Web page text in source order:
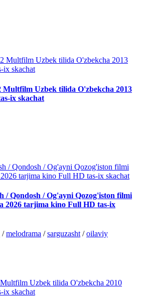
Multfilm Uzbek tilida O'zbekcha 2013
ix skachat
/ Qondosh / Og'ayni Qozog'iston filmi
2026 tarjima kino Full HD tas-ix
/melodrama /sarguzasht /oilaviy